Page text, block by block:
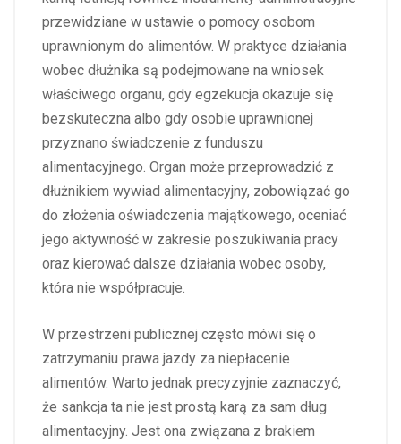
przewidziane w ustawie o pomocy osobom
uprawnionym do alimentów. W praktyce działania
wobec dłużnika są podejmowane na wniosek
właściwego organu, gdy egzekucja okazuje się
bezskuteczna albo gdy osobie uprawnionej
przyznano świadczenie z funduszu
alimentacyjnego. Organ może przeprowadzić z
dłużnikiem wywiad alimentacyjny, zobowiązać go
do złożenia oświadczenia majątkowego, oceniać
jego aktywność w zakresie poszukiwania pracy
oraz kierować dalsze działania wobec osoby,
która nie współpracuje.
W przestrzeni publicznej często mówi się o
zatrzymaniu prawa jazdy za niepłacenie
alimentów. Warto jednak precyzyjnie zaznaczyć,
że sankcja ta nie jest prostą karą za sam dług
alimentacyjny. Jest ona związana z brakiem